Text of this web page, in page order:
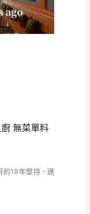
無菜單料
的19年堅持，邁